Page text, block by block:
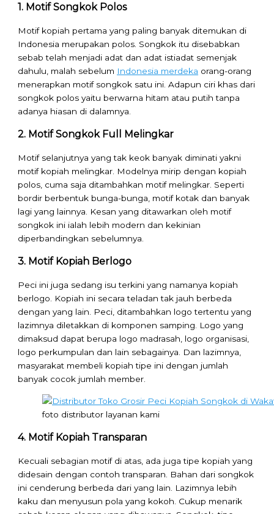
1. Motif Songkok Polos
Motif kopiah pertama yang paling banyak ditemukan di
Indonesia merupakan polos. Songkok itu disebabkan
sebab telah menjadi adat dan adat istiadat semenjak
dahulu, malah sebelum Indonesia merdeka orang-orang
menerapkan motif songkok satu ini. Adapun ciri khas dari
songkok polos yaitu berwarna hitam atau putih tanpa
adanya hiasan di dalamnya.
2. Motif Songkok Full Melingkar
Motif selanjutnya yang tak keok banyak diminati yakni
motif kopiah melingkar. Modelnya mirip dengan kopiah
polos, cuma saja ditambahkan motif melingkar. Seperti
bordir berbentuk bunga-bunga, motif kotak dan banyak
lagi yang lainnya. Kesan yang ditawarkan oleh motif
songkok ini ialah lebih modern dan kekinian
diperbandingkan sebelumnya.
3. Motif Kopiah Berlogo
Peci ini juga sedang isu terkini yang namanya kopiah
berlogo. Kopiah ini secara teladan tak jauh berbeda
dengan yang lain. Peci, ditambahkan logo tertentu yang
lazimnya diletakkan di komponen samping. Logo yang
dimaksud dapat berupa logo madrasah, logo organisasi,
logo perkumpulan dan lain sebagainya. Dan lazimnya,
masyarakat membeli kopiah tipe ini dengan jumlah
banyak cocok jumlah member.
foto distributor layanan kami
4. Motif Kopiah Transparan
Kecuali sebagian motif di atas, ada juga tipe kopiah yang
didesain dengan contoh transparan. Bahan dari songkok
ini cenderung berbeda dari yang lain. Lazimnya lebih
kaku dan menyusun pola yang kokoh. Cukup menarik